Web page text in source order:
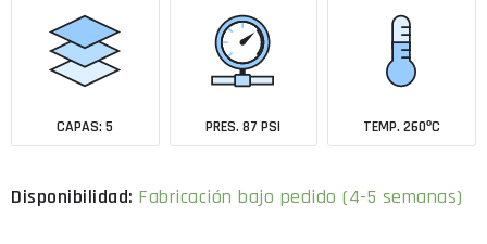
CAPAS: 5 PRES. 87 PSI TEMP. 260ºC
Fabricación bajo pedido (4-5 semanas)